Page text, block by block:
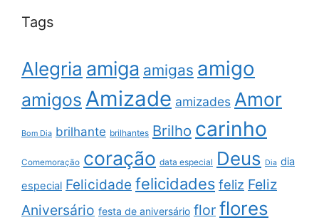
Tags
Alegria amiga amigas amigo
amigos Amizade amizades Amor
Bom Dia brilhante brilhantes Brilho carinho
Comemoração coração data especial Deus Dia dia
especial Felicidade felicidades feliz Feliz
Aniversário festa de aniversário flor flores